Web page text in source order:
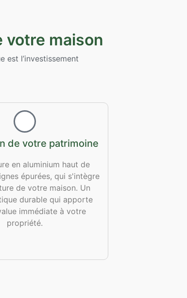
votre maison
est l’investissement
de votre patrimoine
en aluminium haut de
épurées, qui s'intègre
de votre maison. Un
durable qui apporte
immédiate à votre
propriété.